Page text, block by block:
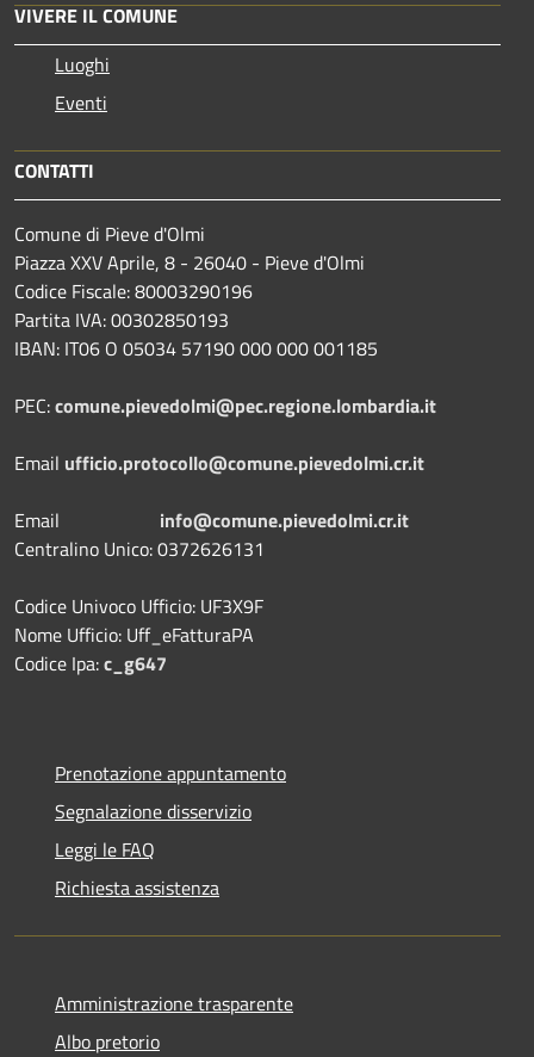
VIVERE IL COMUNE
Luoghi
Eventi
CONTATTI
Comune di Pieve d'Olmi
Piazza XXV Aprile, 8 - 26040 - Pieve d'Olmi
Codice Fiscale: 80003290196
Partita IVA: 00302850193
IBAN: IT06 O 05034 57190 000 000 001185
PEC:comune.pievedolmi@pec.regione.lombardia.it
Email ufficio.protocollo@comune.pievedolmi.cr.it
Email info@comune.pievedolmi.cr.it
Centralino Unico: 0372626131
Codice Univoco Ufficio: UF3X9F
Nome Ufficio: Uff_eFatturaPA
Codice Ipa:c_g647
Prenotazione appuntamento
Segnalazione disservizio
Leggi le FAQ
Richiesta assistenza
Amministrazione trasparente
Albo pretorio